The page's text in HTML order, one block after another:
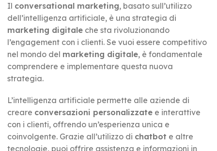
Il conversational marketing, basato sull’utilizzo
dell’intelligenza artificiale, è una strategia di
marketing digitale che sta rivoluzionando
l’engagement con i clienti. Se vuoi essere competitivo
nel mondo del marketing digitale, è fondamentale
comprendere e implementare questa nuova
strategia.
L’intelligenza artificiale permette alle aziende di
creare conversazioni personalizzate e interattive
con i clienti, offrendo un’esperienza unica e
coinvolgente. Grazie all’utilizzo di chatbot e altre
tecnologie, puoi offrire assistenza e informazioni in